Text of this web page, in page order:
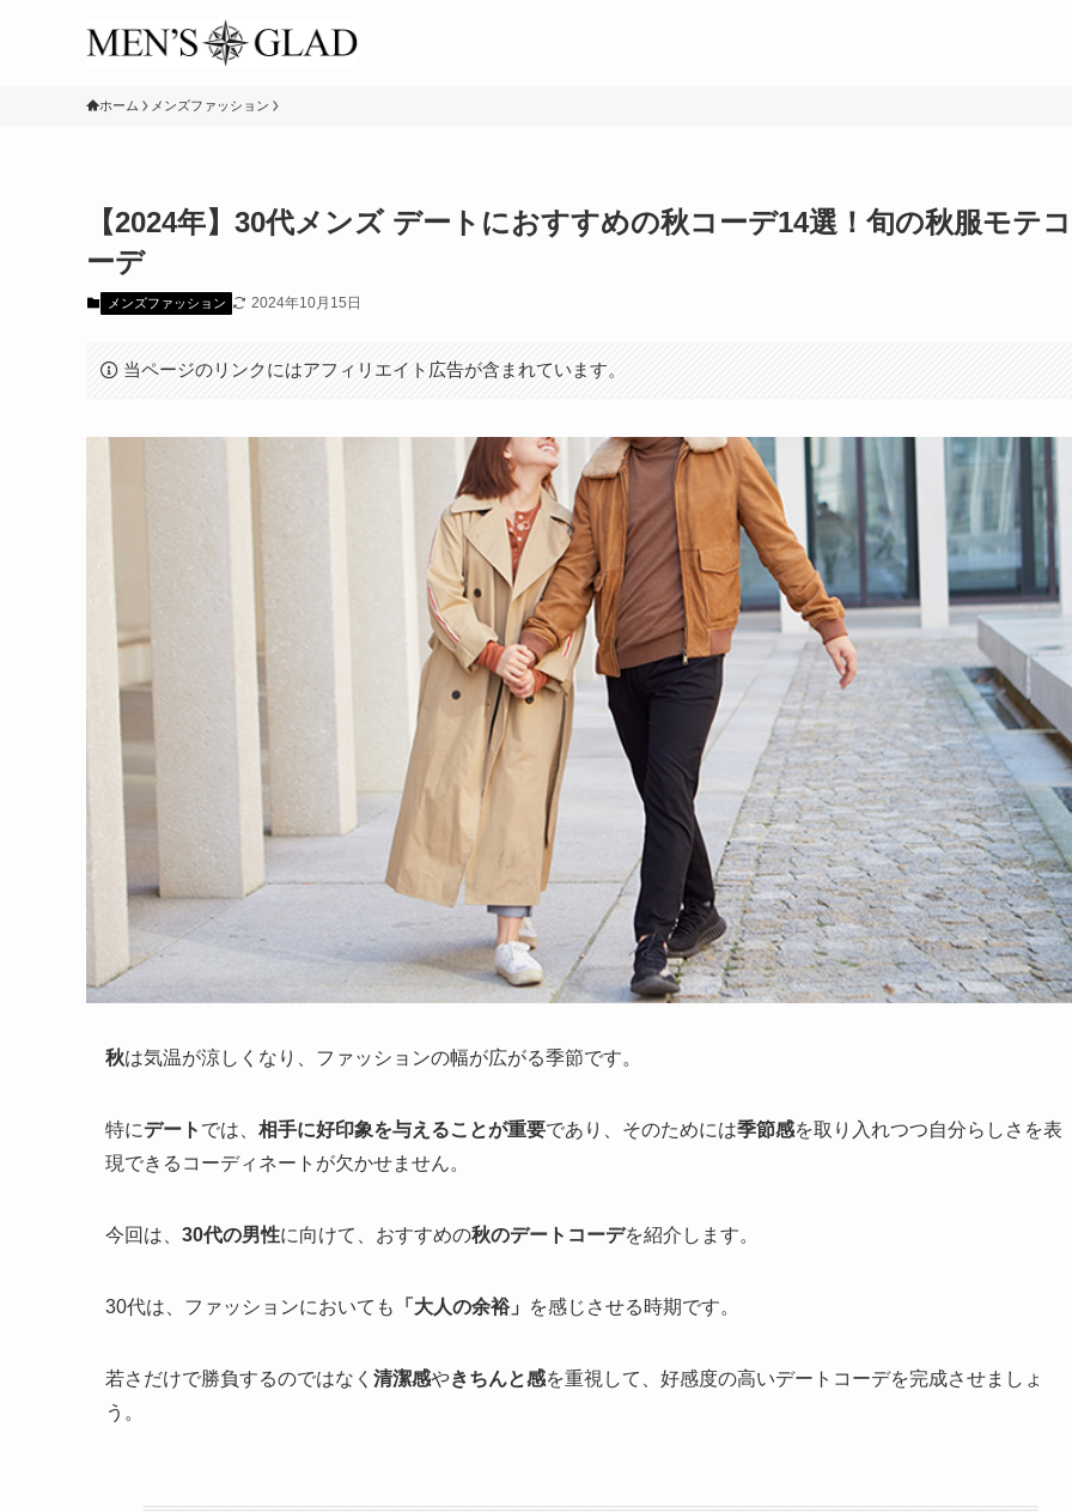
ホーム メンズファッション
【2024年】30代メンズ デートにおすすめの秋コーデ14選！旬の秋服モテコ
ーデ
メンズファッション 2024年10月15日
当ページのリンクにはアフィリエイト広告が含まれています。
秋は気温が涼しくなり、ファッションの幅が広がる季節です。
特にデート では、 相手に好印象を与えることが重要であり、そのためには季節感を取り入れつつ自分らしさを表
現できるコーディネートが欠かせません。
今回は、 30代の男性に向けて、おすすめの秋のデートコーデを紹介します。
30代は、ファッションにおいても 「大人の余裕」 を感じさせる時期です。
若さだけで勝負するのではなく 清潔感やきちんと感を重視して、好感度の高いデートコーデを完成させましょ
う。